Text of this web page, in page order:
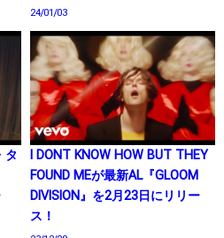
24/01/03
タ
I DONT KNOW HOW BUT THEY
FOUND MEが最新AL『GLOOM
DIVISION』を2月23日にリリー
ス！